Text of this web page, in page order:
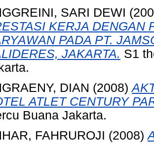
SARI DEWI
KERJA DENGAN
PADA PT.
JAKARTA. S1
DIAN (2008)
ATLET CENTURY
Buana Jakarta.
FAHRUROJI (2008)